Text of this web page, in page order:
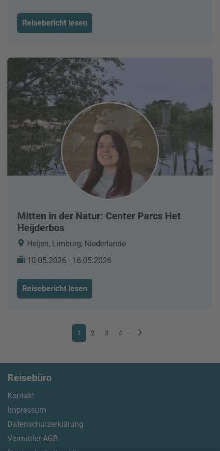
Reisebericht lesen
Mitten in der Natur: Center Parcs Het
Heijderbos
Heijen, Limburg, Niederlande
10.05.2026 - 16.05.2026
Reisebericht lesen
1 2 3 4
Reisebüro
Kontakt
Impressum
Datenschutzerklärung
Vermittler AGB